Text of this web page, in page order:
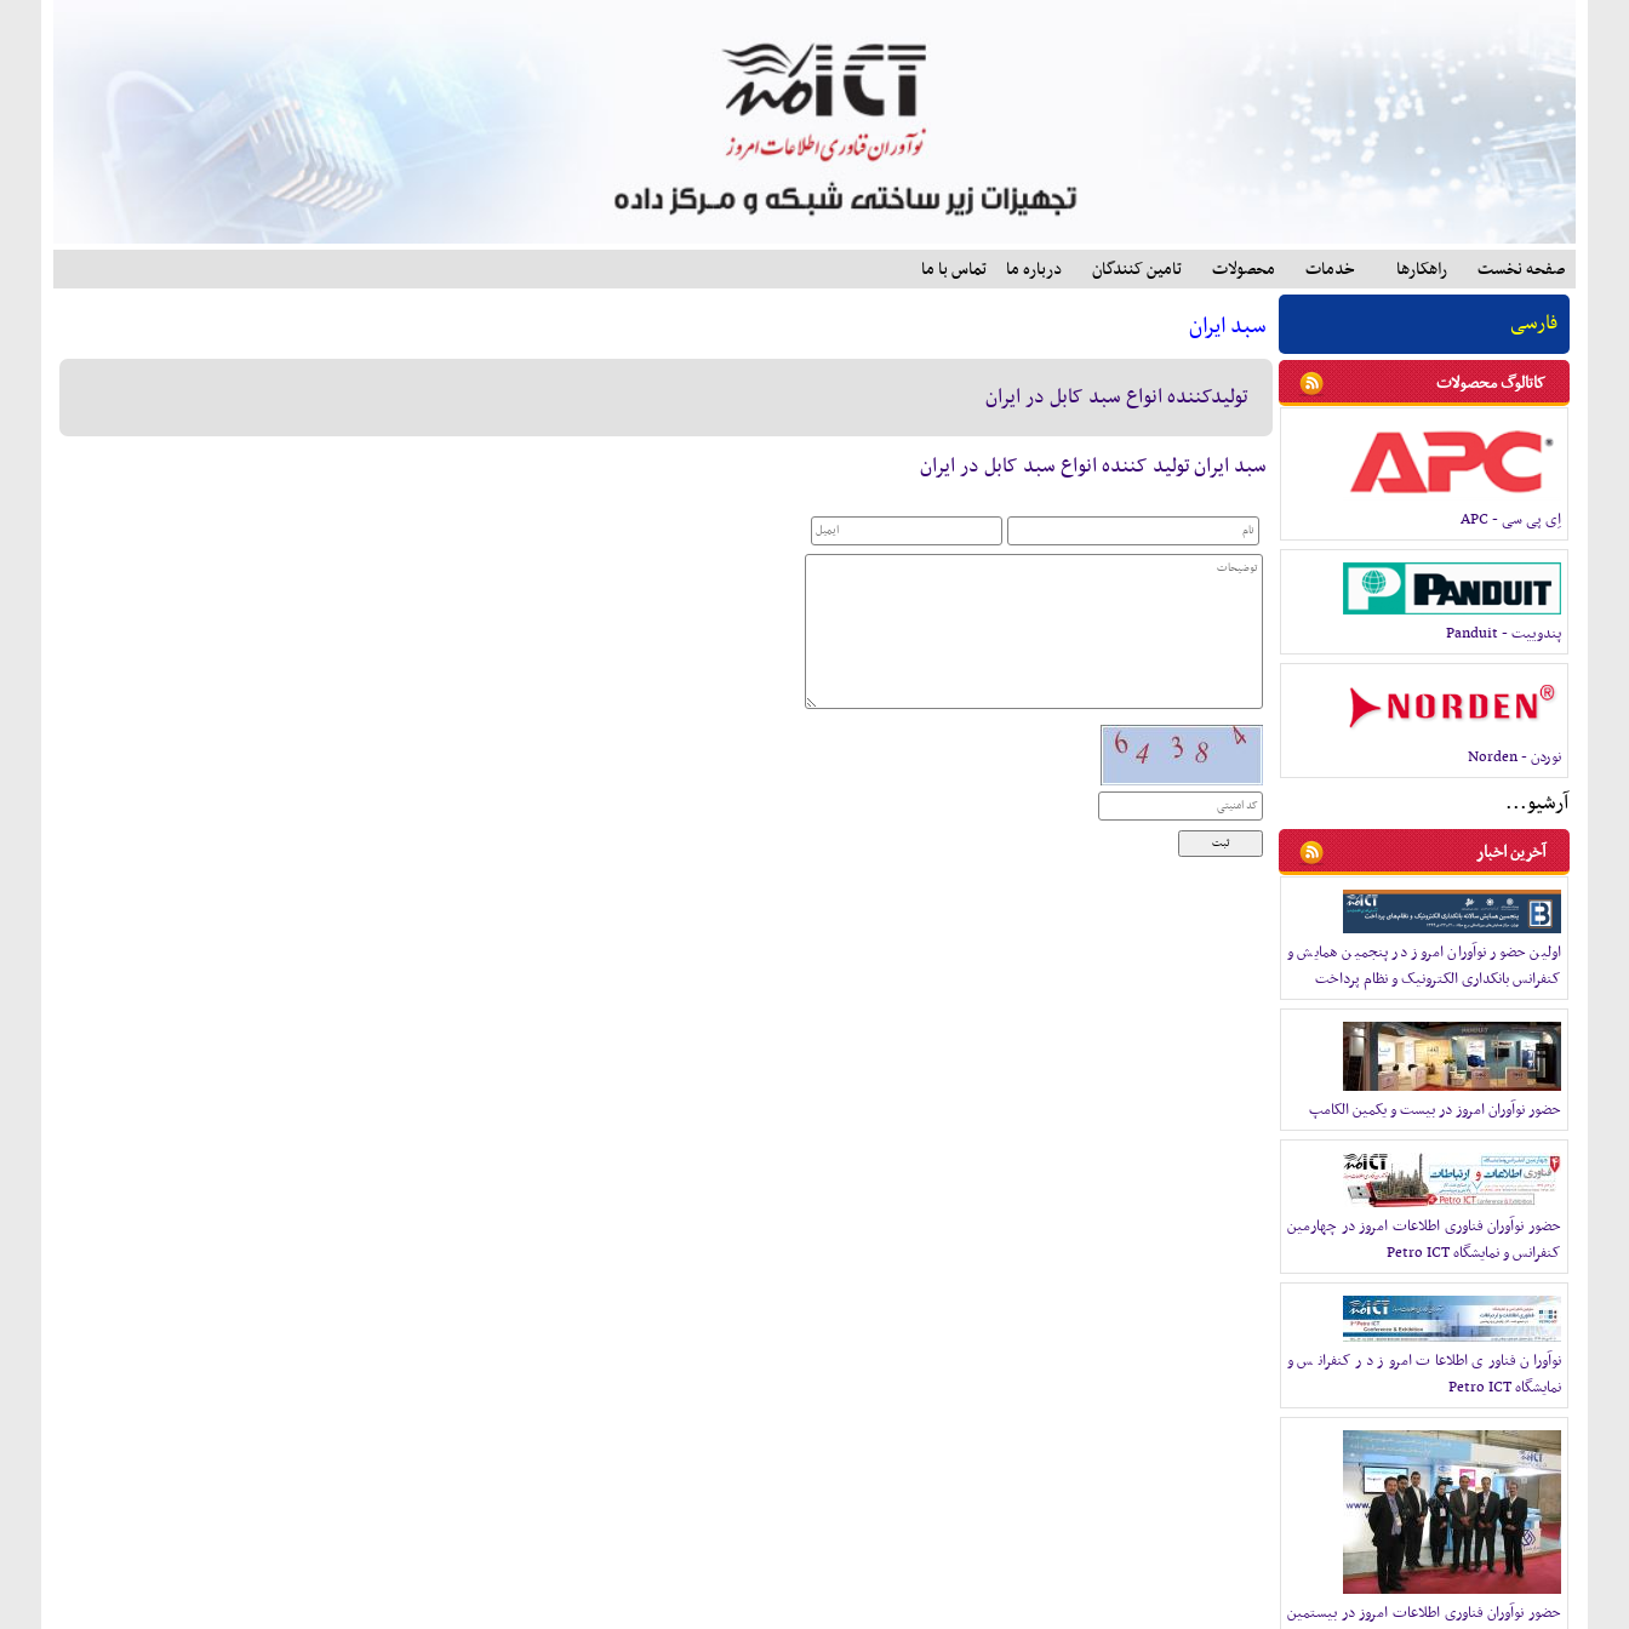
صفحه نخست راهکارها خدمات محصولات تامين کنندگان درباره ما تماس با ما
فارسی
کاتالوگ محصولات
اِی پی سی - APC
پندوييت - Panduit
نوردن - Norden
آرشيو...
آخرين اخبار
اولین حضور نوآوران امروز در پنجمین همایش و
کنفرانس بانکداری الکترونیک و نظام پرداخت
حضور نوآوران امروز در بیست و یکمین الکامپ
حضور نوآوران فناوری اطلاعات امروز در چهارمین
کنفرانس و نمایشگاه Petro ICT
نوآوران فناوری اطلاعات امروز در کنفرانس و
نمایشگاه Petro ICT
حضور نوآوران فناوری اطلاعات امروز در بیستمین
سبد ایران
تولیدکننده انواع سبد کابل در ایران
سبد ایرانتولید کننده انواع سبد کابل در ایران